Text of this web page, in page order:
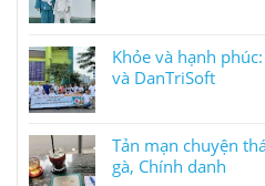
Khỏe và hạnh
và DanTriSoft
Tản mạn chuyện
gà, Chính danh